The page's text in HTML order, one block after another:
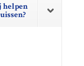
helpen